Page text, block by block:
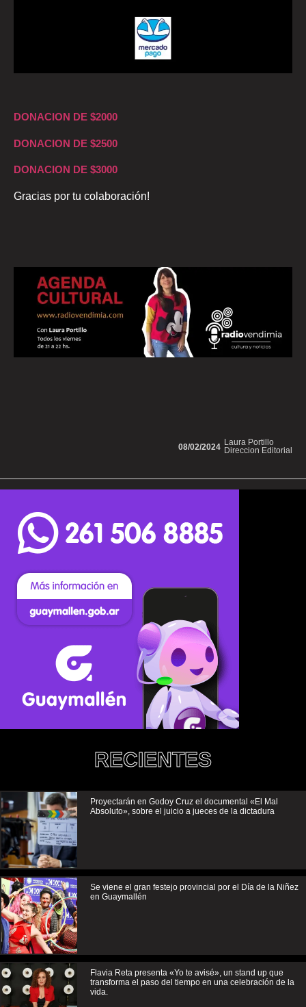
DONACION DE $2000
DONACION DE $2500
DONACION DE $3000
Gracias por tu colaboración!
Laura Portillo
Direccion Editorial
08/02/2024
RECIENTES
Proyectarán en Godoy Cruz el documental «El Mal
Absoluto», sobre el juicio a jueces de la dictadura
Se viene el gran festejo provincial por el Día de la Niñez
en Guaymallén
Flavia Reta presenta «Yo te avisé», un stand up que
transforma el paso del tiempo en una celebración de la
vida.